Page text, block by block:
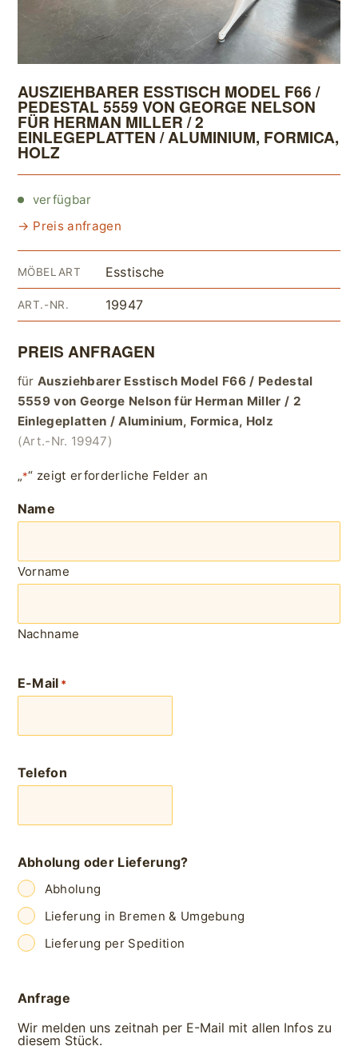
AUSZIEHBARER ESSTISCH MODEL F66 /
PEDESTAL 5559 VON GEORGE NELSON
FÜR HERMAN MILLER / 2
EINLEGEPLATTEN / ALUMINIUM, FORMICA,
HOLZ
verfügbar
→ Preis anfragen
MÖBELART Esstische
ART.-NR. 19947
PREIS ANFRAGEN
fürAusziehbarer Esstisch Model F66 / Pedestal
5559 von George Nelson für Herman Miller / 2
Einlegeplatten / Aluminium, Formica, Holz
(Art.-Nr. 19947)
„*“ zeigt erforderliche Felder an
Name
Vorname
Nachname
E-Mail *
Telefon
Abholung oder Lieferung?
Abholung
Lieferung in Bremen & Umgebung
Lieferung per Spedition
Anfrage
Wir melden uns zeitnah per E-Mail mit allen Infos zu
diesem Stück.